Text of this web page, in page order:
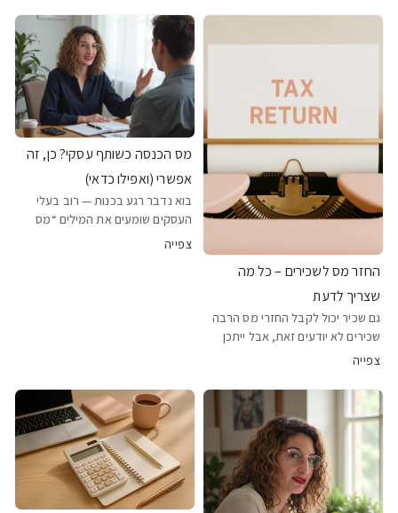
עליך מול הרשויות,
משפיע על ההתנהלות הכלכלית,
החוקית והמיסוי של העסק שלך.
הבנה נכונה של ההבדלים תעז
החזר מס לשכירים – כל מה
שצריך לדעת
גם שכיר יכול לקבל החזרי מס הרבה
שכירים לא יודעים זאת, אבל ייתכן
שמגיע להם החזר מס של אלפי
פשוטה – מס הכנסה מנוכה לפי
חישוב שנתי משוער, וכאשר בפועל
היו שינויים במהלך השנה (כמו
צפייה
מס הכנסה כשותף עסקי? כן, זה
אפשרי (ואפילו כדאי)
בוא נדבר רגע בכנות — רוב בעלי
העסקים שומעים את המילים “מס
הכנסה” ומרגישים מן חרדה קלה.
צפייה